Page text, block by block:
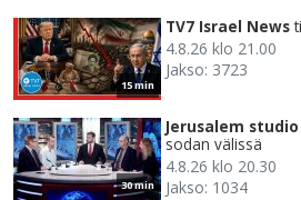
15 min
TV7 Israel News
4.8.26 klo 21.00
Jakso: 3723
30 min
Jerusalem studio
sodan välissä
4.8.26 klo 20.30
Jakso: 1034